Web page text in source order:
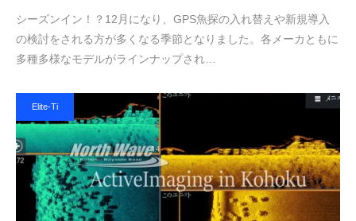
シーズンイン！？12月になり、GPS魚探の入れ替えや新規導入
の検討をされる方が多くなる季節となりました。各メーカともに
多種多様なモデルがラインナップされ…
Elite-Ti